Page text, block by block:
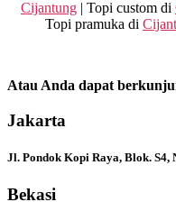
Cijantung | Topi custom di
Topi pramuka di
Atau Anda dapat
Jakarta
Jl. Pondok Kopi Raya, Blok. S4,
Bekasi